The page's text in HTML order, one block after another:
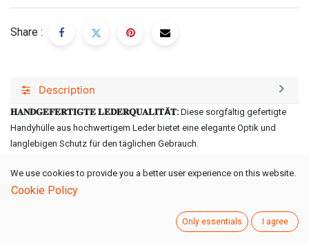
Share :
Description
𝐇𝐀𝐍𝐃𝐆𝐄𝐅𝐄𝐑𝐓𝐈𝐆𝐓𝐄 𝐋𝐄𝐃𝐄𝐑𝐐𝐔𝐀𝐋𝐈𝐓Ä𝐓: Diese sorgfältig gefertigte
Handyhülle aus hochwertigem Leder bietet eine elegante Optik und
langlebigen Schutz für den täglichen Gebrauch.
Platz für Karten, Bargeld und Ausweis – alles bequem an einem Ort.
𝐒𝐓𝐀𝐍𝐃𝐅𝐔𝐍𝐊𝐓𝐈𝐎𝐍 𝐅Ü𝐑 𝐊𝐎𝐌𝐅𝐎𝐑𝐓:
We use cookies to provide you a better user experience on this website.
Cookie Policy
Only essentials I agree